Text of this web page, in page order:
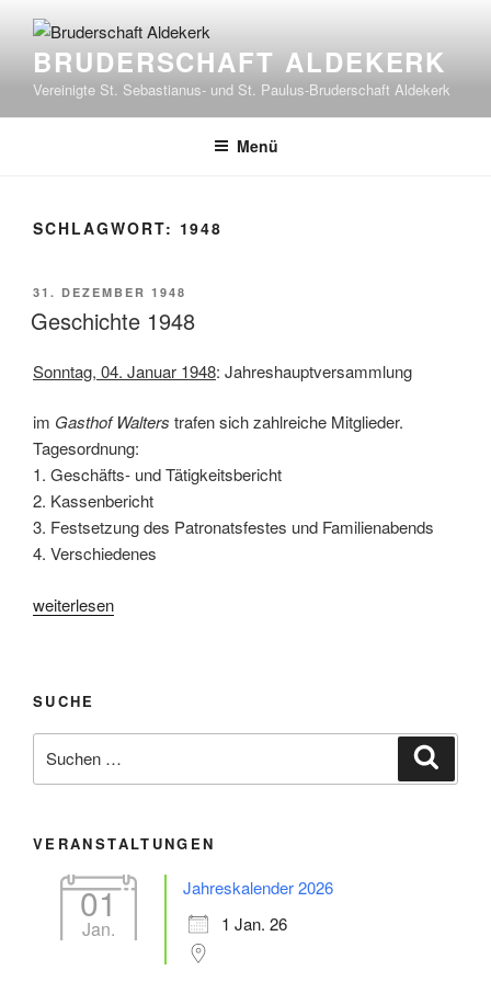
Inhalt
springenBRUDERSCHAFT ALDEKERK
Vereinigte St. Sebastianus- und St. Paulus-Bruderschaft Aldekerk
Menü
SCHLAGWORT: 1948
VERÖFFENTLICHT
AM
31. DEZEMBER 1948
Geschichte 1948
Sonntag, 04. Januar 1948: Jahreshauptversammlung
im Gasthof Walters trafen sich zahlreiche Mitglieder.
Tagesordnung:
1. Geschäfts- und Tätigkeitsbericht
2. Kassenbericht
3. Festsetzung des Patronatsfestes und Familienabends
4. Verschiedenes
„Geschichte
weiterlesen
SUCHE
nach:
VERANSTALTUNGEN
01
Jan.
Jahreskalender 2026
1 Jan. 26